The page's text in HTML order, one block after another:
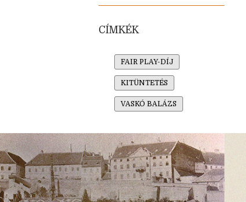
CÍMKÉK
FAIR PLAY-DÍJ
KITÜNTETÉS
VASKÓ BALÁZS